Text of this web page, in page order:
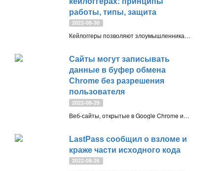
работы, типы, защита
2022-08-30
Кейлоггеры позволяют злоумышленникам похищать конфиденциальную информацию: корпоративную, личную, финансовую. Это могут быть номера банковских карт, пин-коды, пароли и т.д.
Сайты могут записывать
данные в буфер обмена
Chrome без разрешения
пользователя
2022-08-29
Веб-сайты, открытые в Google Chrome или других браузерах на Chromium, могут записывать любые данные в буфер обмена операционной системы без разрешения пользователей и какого-либо взаимодействия с его стороны
LastPass сообщил о взломе и
краже части исходного кода
2022-08-26